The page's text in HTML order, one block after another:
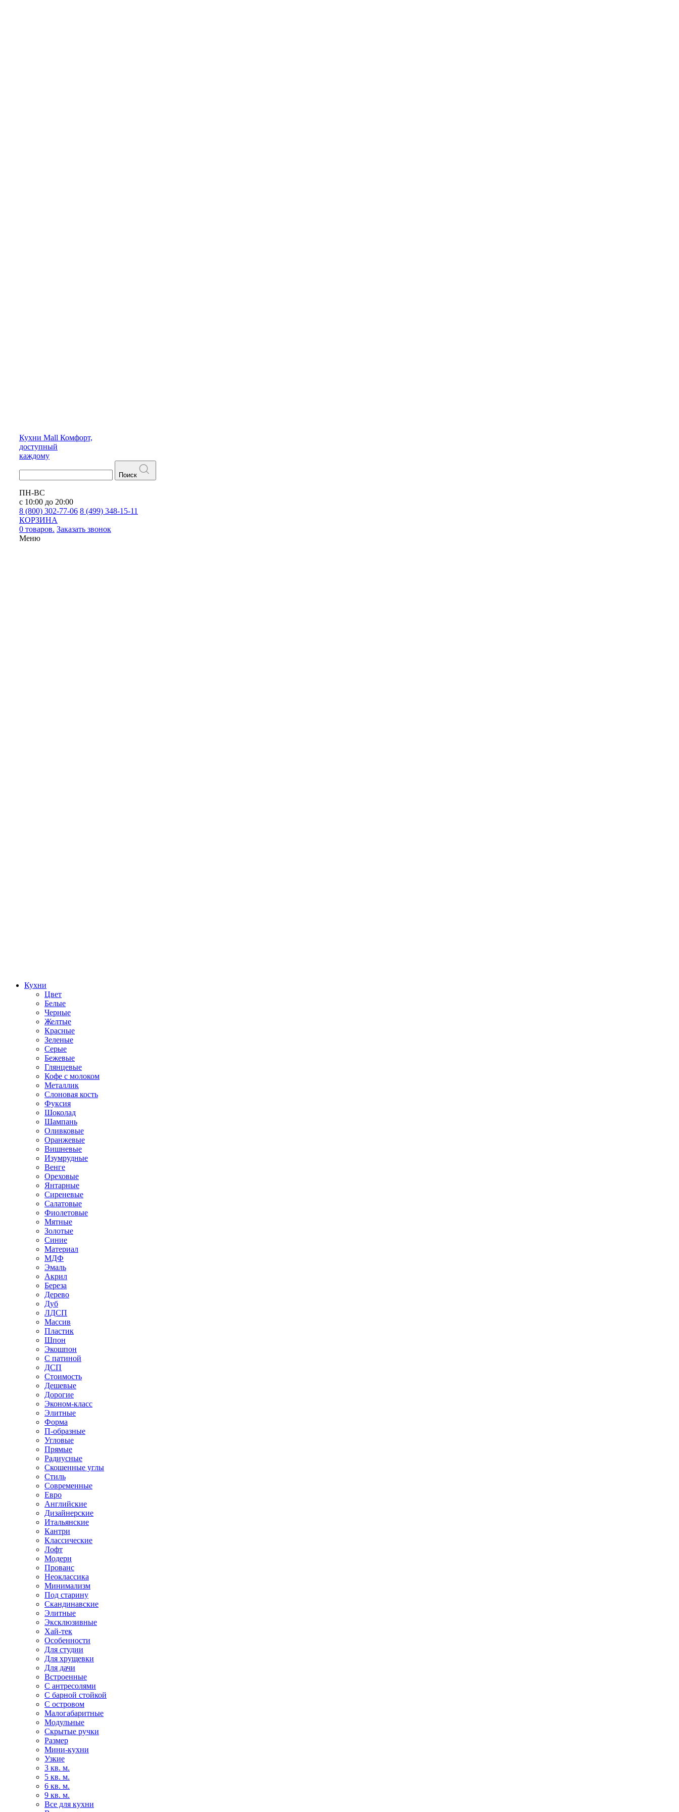
Кухни Mall Комфорт,
доступный
каждому
Поиск
ПН-ВС
с 10:00 до 20:00
8 (800) 302-77-06 8 (499) 348-15-11
КОРЗИНА
0 товаров. Заказать звонок
Меню
Кухни
Цвет
Белые
Черные
Желтые
Красные
Зеленые
Серые
Бежевые
Глянцевые
Кофе с молоком
Металлик
Слоновая кость
Фуксия
Шоколад
Шампань
Оливковые
Оранжевые
Вишневые
Изумрудные
Венге
Ореховые
Янтарные
Сиреневые
Салатовые
Фиолетовые
Мятные
Золотые
Синие
Материал
МДФ
Эмаль
Акрил
Береза
Дерево
Дуб
ЛДСП
Массив
Пластик
Шпон
Экошпон
С патиной
ДСП
Стоимость
Дешевые
Дорогие
Эконом-класс
Элитные
Форма
П-образные
Угловые
Прямые
Радиусные
Скошенные углы
Стиль
Современные
Евро
Английские
Дизайнерские
Итальянские
Кантри
Классические
Лофт
Модерн
Прованс
Неоклассика
Минимализм
Под старину
Скандинавские
Элитные
Эксклюзивные
Хай-тек
Особенности
Для студии
Для хрущевки
Для дачи
Встроенные
С антресолями
С барной стойкой
С островом
Малогабаритные
Модульные
Скрытые ручки
Размер
Мини-кухни
Узкие
3 кв. м.
5 кв. м.
6 кв. м.
9 кв. м.
Все для кухни